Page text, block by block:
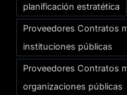
planificación estratética
Proveedores Contratos
instituciones públicas
Proveedores Contratos
organizaciones públicas